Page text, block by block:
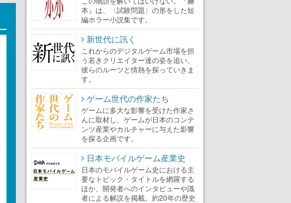
本』は、〈試験問題〉の形をした短
編ホラー小説集です。
新世代に訊く
これからのデジタルゲーム市場を担
う若きクリエイター達の姿を追い、
彼らのルーツと情熱を探っていきま
す。
ゲーム世代の作家たち
ゲームに多大な影響を受けた作家さ
んに取材し、ゲームが日本のコンテ
ンツ産業やカルチャーに与えた影響
を探る企画です。
日本モバイルゲーム産業史
日本のモバイルゲーム史における主
要なトピック・タイトルを網羅する
ほか、開発者へのインタビューや識
者による解説を掲載。約20年の歴史